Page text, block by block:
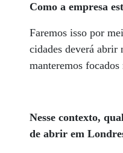
Como a empresa
Faremos isso por
cidades deverá abrir
manteremos
Nesse contexto,
de abrir em